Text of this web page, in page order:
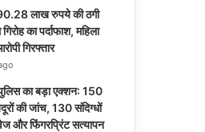
लाख रुपये की ठगी
का पर्दाफाश, महिला
गिरफ्तार
का बड़ा एक्शन: 150
की जांच, 130 संदिग्धों
और फिंगरप्रिंट सत्यापन